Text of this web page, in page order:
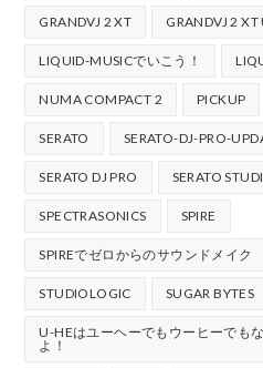
GRANDVJ 2 XT GRANDVJ 2 XT
LIQUID-MUSICでいこう！
NUMA COMPACT 2 PICKUP
SERATO SERATO-DJ-PRO-
SERATO DJ PRO SERATO
SPECTRASONICS SPIRE
SPIREでゼロからのサウンドメイク
STUDIOLOGIC SUGAR BYTES
U-HEはユーヘーでもウーヒーでも
よ！